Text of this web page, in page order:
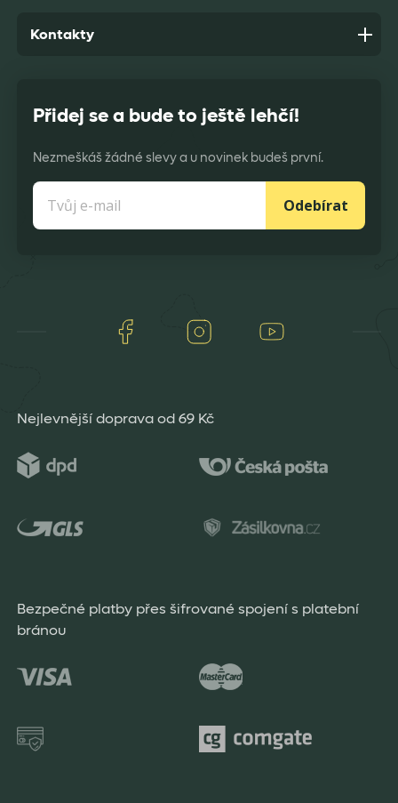
Přidej se a bude to ještě lehčí!
Nezmeškáš žádné slevy a u novinek budeš první.
Odebírat
Facebook Instagram
Kontakty
Nejlevnější doprava od 69 Kč
Bezpečné platby přes šifrované spojení s platební
bránou